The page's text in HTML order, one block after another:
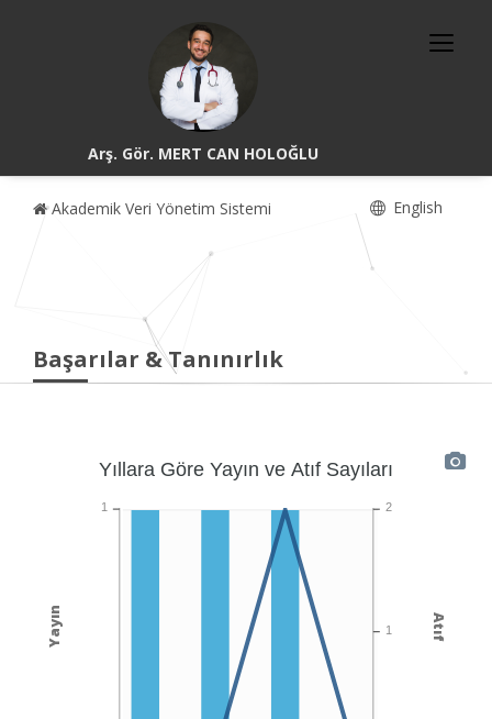
Arş. Gör. MERT CAN HOLOĞLU
Akademik Veri Yönetim Sistemi English
Başarılar & Tanınırlık
Yıllara Göre Yayın ve Atıf Sayıları
2
1 Atıf
1
Yayın